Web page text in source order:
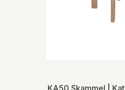
KA50 Skammel |